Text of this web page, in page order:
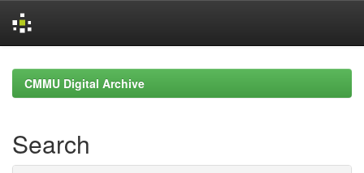
navigationCMMU Digital Archive
Search